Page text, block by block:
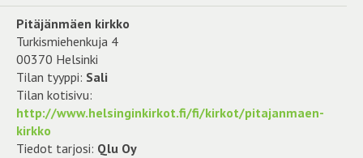
Pitäjänmäen kirkko
Turkismiehenkuja 4
00370 Helsinki
Tilan tyyppi: Sali
Tilan kotisivu:
http://www.helsinginkirkot.fi/fi/kirkot/pitajanmaen-
kirkko
Tiedot tarjosi: Qlu Oy